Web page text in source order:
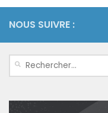
NOUS SUIVRE :
Rechercher :